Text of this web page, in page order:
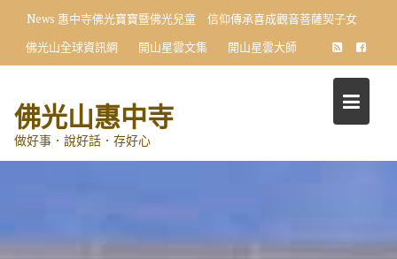
content
News 惠中寺佛光寶寶暨佛光兒童 信仰傳承喜成觀音菩薩契子女
佛光山全球資訊網
開山星雲文集 開山星雲大師
佛光山惠中寺
做好事．說好話．存好心